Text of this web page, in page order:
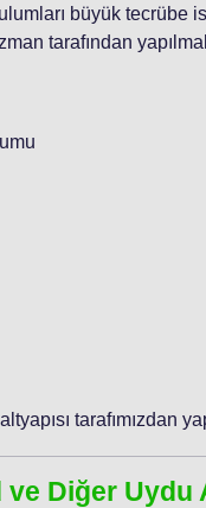
büyük tecrübe
tarafından
tarafımızdan
Diğer Uydu